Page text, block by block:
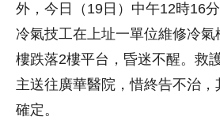
外，今日（19日）中午12時16
冷氣技工在上址一單位維修冷
樓跌落2樓平台，昏迷不醒。救
主送往廣華醫院，惜終告不治
確定。